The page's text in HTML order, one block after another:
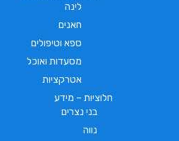
לינה
חאנים
ספא וטיפולים
מסעדות ואוכל
אטרקציות
חלוציות – מידע
בני נצרים
נווה